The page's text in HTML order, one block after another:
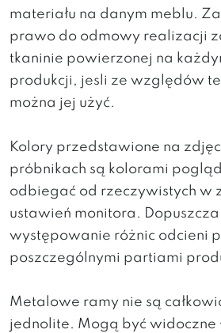
materiału na danym meblu.
prawo do odmowy realizacji
tkaninie powierzonej na
produkcji, jesli ze względów
można jej użyć.
Kolory przedstawione na
próbnikach są kolorami
odbiegać od rzeczywistych w
ustawień monitora. Dopuszcza
występowanie różnic odcieni
poszczególnymi partiami
Metalowe ramy nie są
jednolite. Mogą być widoczne